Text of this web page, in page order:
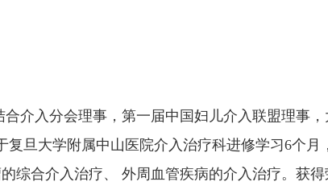
介入分会理事，第一届中国妇儿介入联盟理事
旦大学附属中山医院介入治疗科进修学习6个月
综合介入治疗、 外周血管疾病的介入治疗。获